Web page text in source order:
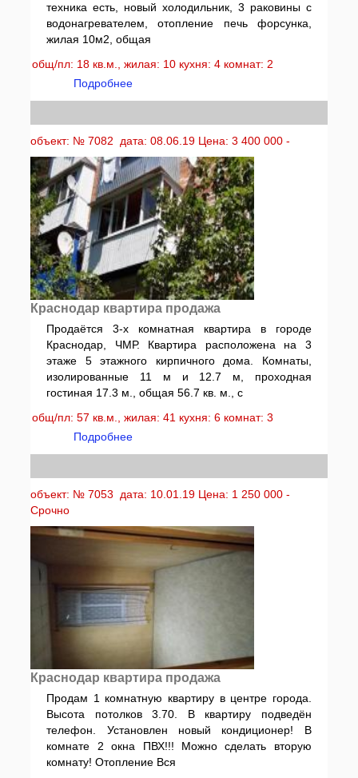
техника есть, новый холодильник, 3 раковины с
водонагревателем, отопление печь форсунка,
жилая 10м2, общая
общ/пл: 18 кв.м., жилая: 10 кухня: 4 комнат: 2
Подробнее
объект: № 7082 дата: 08.06.19 Цена: 3 400 000 -
Краснодар квартира продажа
Продаётся 3-х комнатная квартира в городе
Краснодар, ЧМР. Квартира расположена на 3
этаже 5 этажного кирпичного дома. Комнаты,
изолированные 11 м и 12.7 м, проходная
гостиная 17.3 м., общая 56.7 кв. м., с
общ/пл: 57 кв.м., жилая: 41 кухня: 6 комнат: 3
Подробнее
объект: № 7053 дата: 10.01.19 Цена: 1 250 000 -
Срочно
Краснодар квартира продажа
Продам 1 комнатную квартиру в центре города.
Высота потолков 3.70. В квартиру подведён
телефон. Установлен новый кондиционер! В
комнате 2 окна ПВХ!!! Можно сделать вторую
комнату! Отопление Вся